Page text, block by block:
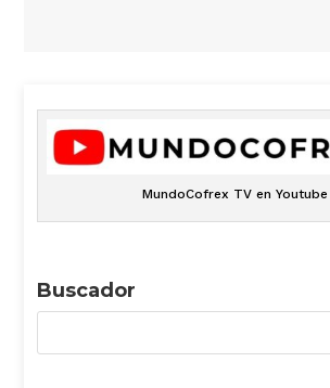
MundoCofrex TV en Youtube
Buscador